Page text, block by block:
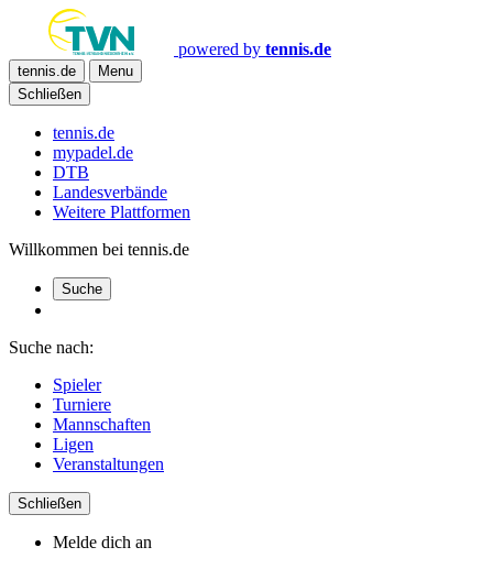
powered by tennis.de
tennis.de
Menu
Schließen
tennis.de
mypadel.de
DTB
Landesverbände
Weitere Plattformen
Willkommen bei tennis.de
Suche
Suche nach:
Spieler
Turniere
Mannschaften
Ligen
Veranstaltungen
Schließen
Melde dich an